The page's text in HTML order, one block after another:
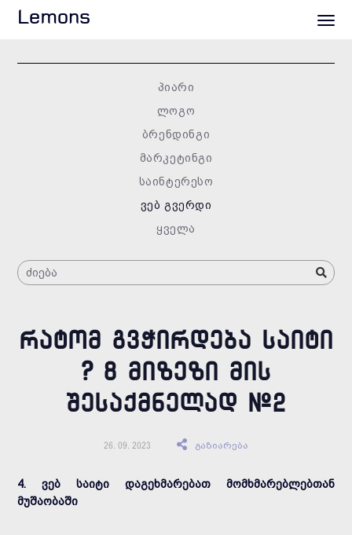
Lemons
პიარი
ლოგო
ბრენდინგი
მარკეტინგი
საინტერესო
ვებ გვერდი
ყველა
ᲠᲐᲢᲝᲛ ᲒᲕᲭᲘᲠᲓᲔᲑᲐ ᲡᲐᲘᲢᲘ
? 8 ᲛᲘᲖᲔᲖᲘ ᲛᲘᲡ
ᲨᲔᲡᲐᲥᲛᲜᲔᲚᲐᲓ #2
26. 09. 2023 გაზიარება
4. ვებ საიტი დაგეხმარებათ მომხმარებლებთან
მუშაობაში